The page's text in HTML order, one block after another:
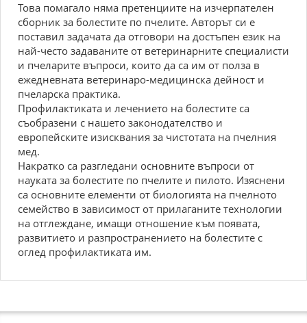
Това помагало няма претенциите на изчерпателен
сборник за болестите по пчелите. Авторът си е
поставил задачата да отговори на достъпен език на
най-често задаваните от ветеринарните специалисти
и пчеларите въпроси, които да са им от полза в
ежедневната ветеринаро-медицинска дейност и
пчеларска практика.
Профилактиката и лечението на болестите са
съобразени с нашето законодателство и
европейските изисквания за чистотата на пчелния
мед.
Накратко са разгледани основните въпроси от
науката за болестите по пчелите и пилото. Изяснени
са основните елементи от биологията на пчелното
семейство в зависимост от прилаганите технологии
на отглеждане, имащи отношение към появата,
развитието и разпространението на болестите с
оглед профилактиката им.